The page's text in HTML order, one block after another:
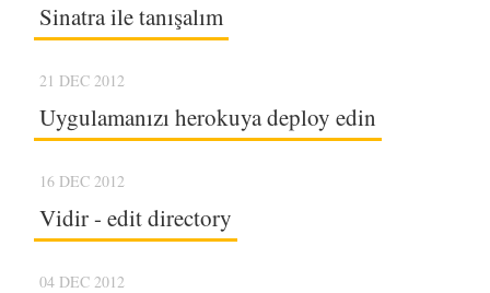
Sinatra ile tanışalım
21 DEC 2012
Uygulamanızı herokuya deploy edin
16 DEC 2012
Vidir - edit directory
04 DEC 2012